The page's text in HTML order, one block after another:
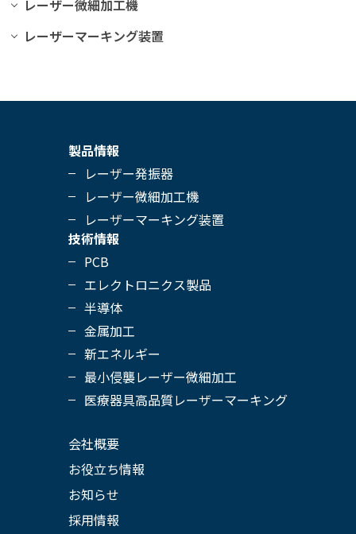
ナノ秒レーザー 高出力シリーズ
ナノ秒レーザー 高出力シリーズ ダ
ピコ秒シリーズ
フェムト秒シリーズ
レーザー微細加工機
AOC2000
AOC MDM-4
医療用 微細溶接システム
レーザーマーキング装置
UV レーザーマーキングユニット
製品情報
レーザー発振器
レーザー微細加工機
レーザーマーキング装置
技術情報
PCB
エレクトロニクス製品
半導体
金属加工
新エネルギー
最小侵襲レーザー微細加工
医療器具高品質レーザーマーキング
会社概要
お役立ち情報
お知らせ
採用情報